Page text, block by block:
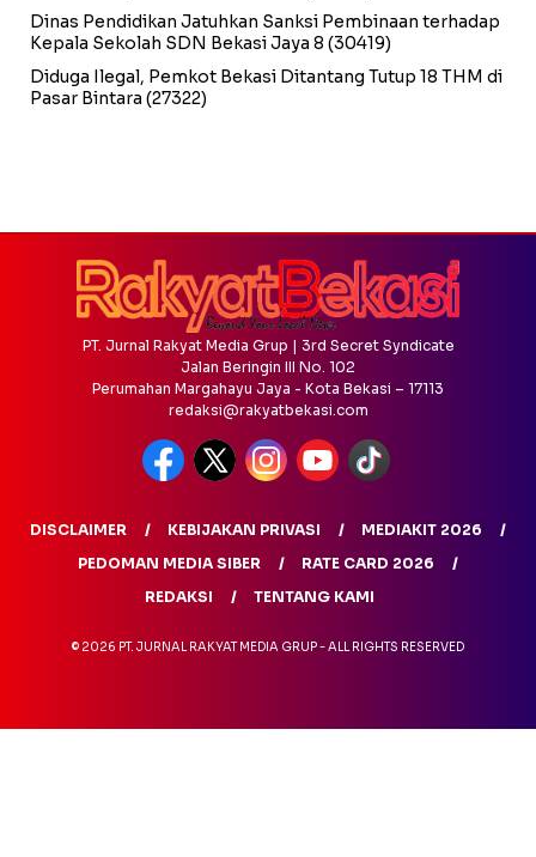
Dinas Pendidikan Jatuhkan Sanksi Pembinaan terhadap
Kepala Sekolah SDN Bekasi Jaya 8 (30419)
Diduga Ilegal, Pemkot Bekasi Ditantang Tutup 18 THM di
Pasar Bintara (27322)
PT. Jurnal Rakyat Media Grup | 3rd Secret Syndicate
Jalan Beringin III No. 102
Perumahan Margahayu Jaya - Kota Bekasi – 17113
redaksi@rakyatbekasi.com
DISCLAIMER KEBIJAKAN PRIVASI
MEDIAKIT 2026
PEDOMAN MEDIA SIBER
RATE CARD 2026
REDAKSI
TENTANG KAMI
© 2026 PT. JURNAL RAKYAT MEDIA GRUP - ALL RIGHTS RESERVED